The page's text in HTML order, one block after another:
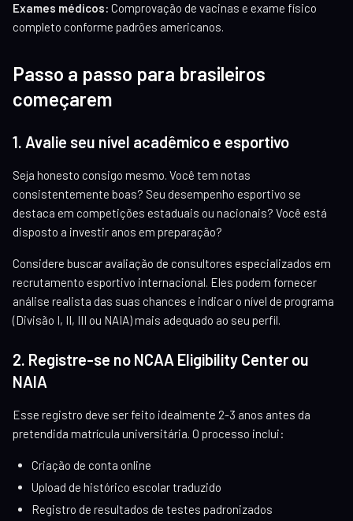
Exames médicos: Comprovação de vacinas e exame físico
completo conforme padrões americanos.
Passo a passo para brasileiros
começarem
1. Avalie seu nível acadêmico e esportivo
Seja honesto consigo mesmo. Você tem notas
consistentemente boas? Seu desempenho esportivo se
destaca em competições estaduais ou nacionais? Você está
disposto a investir anos em preparação?
Considere buscar avaliação de consultores especializados em
recrutamento esportivo internacional. Eles podem fornecer
análise realista das suas chances e indicar o nível de programa
(Divisão I, II, III ou NAIA) mais adequado ao seu perfil.
2. Registre-se no NCAA Eligibility Center ou
NAIA
Esse registro deve ser feito idealmente 2-3 anos antes da
pretendida matrícula universitária. O processo inclui:
Criação de conta online
Upload de histórico escolar traduzido
Registro de resultados de testes padronizados